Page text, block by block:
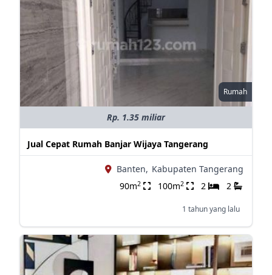
Rumah
Rp. 1.35 miliar
Jual Cepat Rumah Banjar Wijaya Tangerang
Banten, Kabupaten Tangerang
90m2 100m2 2 2
1 tahun yang lalu